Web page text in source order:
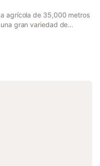
agrícola de 35,000 metros
gran variedad de
con tanta naturaleza
sido restaurado y abierto al
7 viviendas vacacionales,
más: Musa, Lis, Cala y
y cuenta con salón-
cama y una terraza